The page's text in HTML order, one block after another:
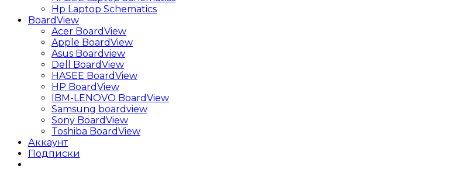
Hp Laptop Schematics
BoardView
Acer BoardView
Apple BoardView
Asus Boardview
Dell BoardView
HASEE BoardView
HP BoardView
IBM-LENOVO BoardView
Samsung boardview
Sony BoardView
Toshiba BoardView
Аккаунт
Подписки